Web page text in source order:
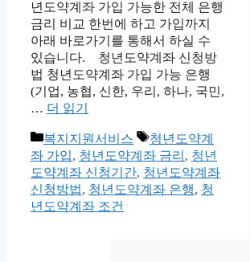
년도약계좌 가입 가능한 전체 은행
금리 비교 한번에 하고 가입까지
아래 바로가기를 통해서 하실 수
있습니다. 청년도약계좌 신청방
법 청년도약계좌 가입 가능 은행
(기업, 농협, 신한, 우리, 하나, 국민,
… 더 읽기
카
테
고
리
복지지원서비스
태
그
청년도약계
좌 가입, 청년도약계좌 금리 , 청년
도약계좌 신청기간, 청년도약계좌
신청방법, 청년도약계좌 은행, 청
년도약계좌 조건